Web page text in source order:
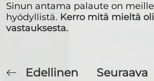
Sinun antama palaute on meille
hyödyllistä. Kerro mitä mieltä
vastauksesta.
Edellinen Seuraava